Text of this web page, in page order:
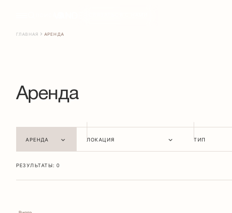
ГЛАВНАЯ АРЕНДА
Аренда
АРЕНДА ЛОКАЦИЯ ТИП
РЕЗУЛЬТАТЫ:0